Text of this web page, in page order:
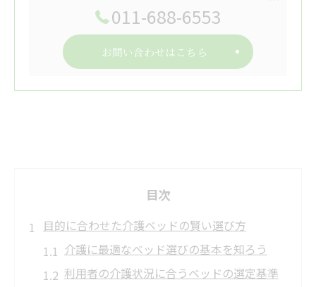
011-688-6553
お問い合わせはこちら
目次
目的に合わせた介護ベッドの賢い選び方
介護に最適なベッド選びの基本を知ろう
利用者の介護状況に合うベッドの選定基準